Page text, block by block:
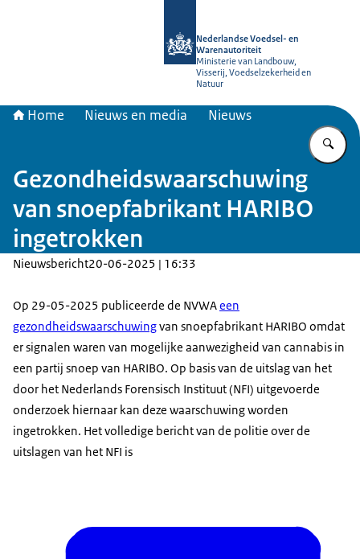
Nederlandse Voedsel- en
Warenautoriteit
Ministerie van Landbouw,
Visserij, Voedselzekerheid en
Natuur
Home Nieuws en media Nieuws
Gezondheidswaarschuwing
van snoepfabrikant HARIBO
ingetrokken
Nieuwsbericht20-06-2025 | 16:33
Op 29-05-2025 publiceerde de NVWAeen
gezondheidswaarschuwingvan snoepfabrikant HARIBO omdat
er signalen waren van mogelijke aanwezigheid van cannabis in
een partij snoep van HARIBO. Op basis van de uitslag van het
door het Nederlands Forensisch Instituut (NFI) uitgevoerde
onderzoek hiernaar kan deze waarschuwing worden
ingetrokken. Het volledige bericht van de politie over de
uitslagen van het NFI is